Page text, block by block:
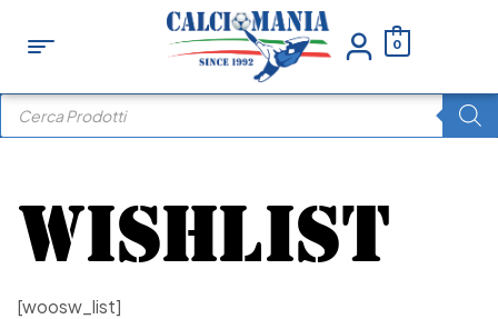
0
WISHLIST
[woosw_list]